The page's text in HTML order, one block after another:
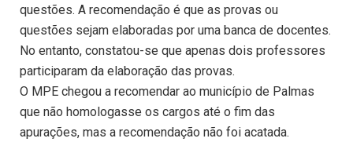
questões. A recomendação é que as provas ou
questões sejam elaboradas por uma banca de docentes.
No entanto, constatou-se que apenas dois professores
participaram da elaboração das provas.
O MPE chegou a recomendar ao município de Palmas
que não homologasse os cargos até o fim das
apurações, mas a recomendação não foi acatada.